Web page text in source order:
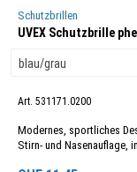
Schutzbrillen
UVEX Schutzbrille
Art. 531171.0200
Modernes, sportliches
Stirn- und Nasenauflage,